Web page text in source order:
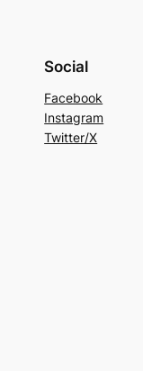
Social
Facebook
Instagram
Twitter/X